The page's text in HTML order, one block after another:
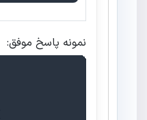
نمونه پاسخ موفق: